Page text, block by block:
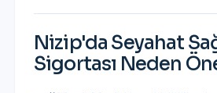
Nizip'da Seyahat
Sigortası Neden